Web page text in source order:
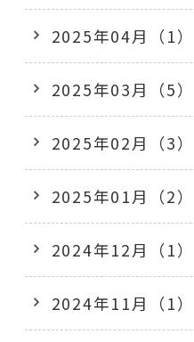
2025年04月（1）
2025年03月（5）
2025年02月（3）
2025年01月（2）
2024年12月（1）
2024年11月（1）